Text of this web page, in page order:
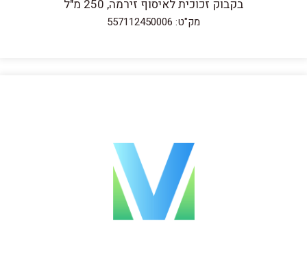
בקבוק זכוכית לאיסוף זירמה, 250 מ"ל
מק"ט: 557112450006